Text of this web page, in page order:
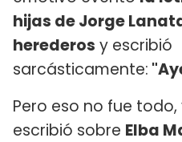
hijas de Jorge
herederos y escribió
sarcásticamente:
Pero eso no fue
escribió sobre Elba